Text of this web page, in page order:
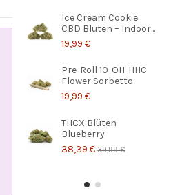
Ice Cream Cookie
CBD Blüten – Indoor...
19,99 €
Pre-Roll 10-OH-HHC
Flower Sorbetto
19,99 €
THCX Blüten
Blueberry
38,39 € 39,99 €